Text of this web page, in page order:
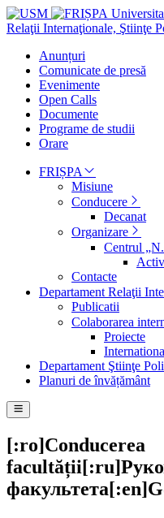
Relaţii Internaţionale, Ştiinţe
Anunțuri
Comunicate de presă
Evenimente
Open Calls
Documente
Programe de studii
Orare
FRIȘPA
Misiune
Conducere
Decanat
Organizare
Centrul
Contacte
Departament Relaţii
Publicatii
Colaborarea
Proiecte
Departament Ştiinţe
Planuri de învățământ
[:ro]Conducerea